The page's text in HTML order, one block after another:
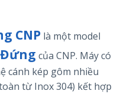
CNPlà một model
Đứng của CNP. Máy có
cánh kép gôm nhiều
từ Inox 304) kết hợp